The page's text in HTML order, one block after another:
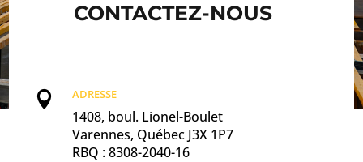
CONTACTEZ-NOUS
 ADRESSE
1408, boul. Lionel-Boulet
Varennes, Québec J3X 1P7
RBQ : 8308-2040-16